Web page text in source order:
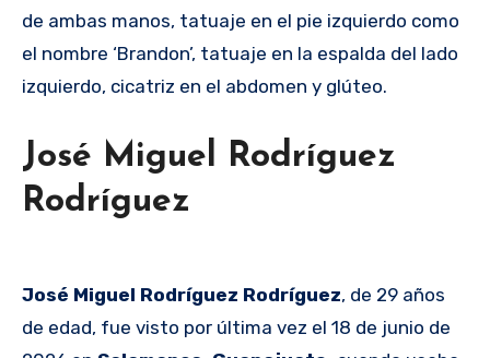
de ambas manos, tatuaje en el pie izquierdo como
el nombre ‘Brandon’, tatuaje en la espalda del lado
izquierdo, cicatriz en el abdomen y glúteo.
José Miguel Rodríguez
Rodríguez
José Miguel Rodríguez Rodríguez, de 29 años
de edad, fue visto por última vez el 18 de junio de